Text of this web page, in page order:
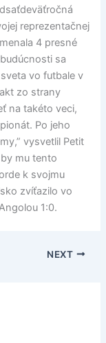
reprezentačnej
4 presné
sa
vo futbale v
zo strany
na takéto veci,
Po jeho
vysvetlil Petit
mu tento
k svojmu
zvíťazilo vo
1:0.
NEXT